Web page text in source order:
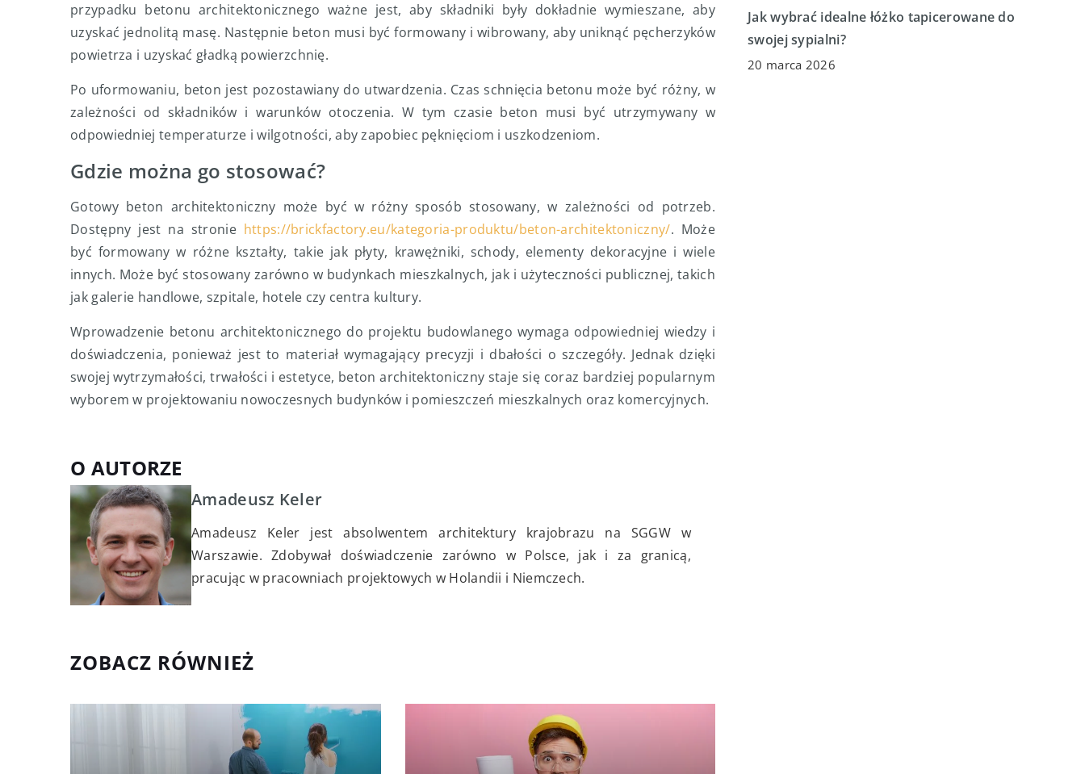
przypadku betonu architektonicznego ważne jest, aby składniki były dokładnie wymieszane, aby
uzyskać jednolitą masę. Następnie beton musi być formowany i wibrowany, aby uniknąć pęcherzyków
powietrza i uzyskać gładką powierzchnię.
Po uformowaniu, beton jest pozostawiany do utwardzenia. Czas schnięcia betonu może być różny, w
zależności od składników i warunków otoczenia. W tym czasie beton musi być utrzymywany w
odpowiedniej temperaturze i wilgotności, aby zapobiec pęknięciom i uszkodzeniom.
Gdzie można go stosować?
Gotowy beton architektoniczny może być w różny sposób stosowany, w zależności od potrzeb.
Dostępny jest na stronie https://brickfactory.eu/kategoria-produktu/beton-architektoniczny/. Może
być formowany w różne kształty, takie jak płyty, krawężniki, schody, elementy dekoracyjne i wiele
innych. Może być stosowany zarówno w budynkach mieszkalnych, jak i użyteczności publicznej, takich
jak galerie handlowe, szpitale, hotele czy centra kultury.
Wprowadzenie betonu architektonicznego do projektu budowlanego wymaga odpowiedniej wiedzy i
doświadczenia, ponieważ jest to materiał wymagający precyzji i dbałości o szczegóły. Jednak dzięki
swojej wytrzymałości, trwałości i estetyce, beton architektoniczny staje się coraz bardziej popularnym
wyborem w projektowaniu nowoczesnych budynków i pomieszczeń mieszkalnych oraz komercyjnych.
O AUTORZE
Amadeusz Keler
Amadeusz Keler jest absolwentem architektury krajobrazu na SGGW w
Warszawie. Zdobywał doświadczenie zarówno w Polsce, jak i za granicą,
pracując w pracowniach projektowych w Holandii i Niemczech.
ZOBACZ RÓWNIEŻ
Jak wybrać idealne łóżko tapicerowane do
swojej sypialni?
20 marca 2026